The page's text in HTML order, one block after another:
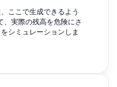
ここで生成できるよう
、実際の残高を危険にさ
シミュレーションしま